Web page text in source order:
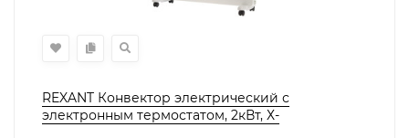
REXANT Конвектор электрический с
электронным термостатом, 2кВт, Х-